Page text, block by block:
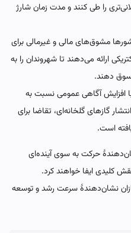
را طی کنند و مدت زمان شارژ
مشوق‌های مالی و غیرمالی برای
ارائه می‌دهند تا شهروندان را به
دهند.
افزایش آگاهی عمومی نسبت به
گازهای گلخانه‌ای، تقاضا برای
است.
حرکت به سوی آینده‌ای
کلیدی ایفا خواهند کرد.
نشان‌دهندهٔ سرعت رشد و توسعه